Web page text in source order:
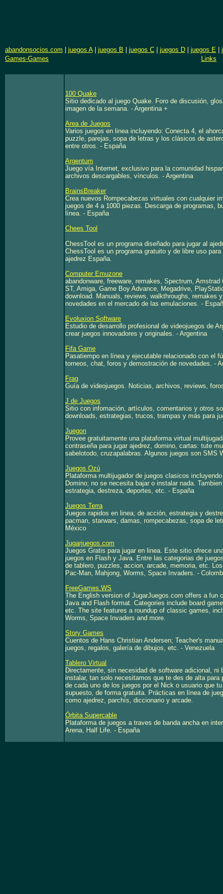
abandonsocios.com juegos A| juegos B juegos C juegos D juegos E
Games-Games
Links
100 Quake
Sitio dedicado al juego Quake. Foro de discusión,
imagen de la semana. - Argentina +
Area de Juegos
Varios juegos en linea incluyendo: Conecta 4, el
puzzle, parejas, sopa de letras y los clásicos de
entre otros. - España
Argentum
Juego vía Internet, exclusivo para la comunidad
archivos descargables, vínculos. - Argentina
BrainsBreaker
Crea nuevos Rompecabezas virtuales con cualquier
juegos de 4 a 1000 piezas. Descarga de programas,
línea. - España
Chees Tool
ChessTool es un programa diseñado para jugar al
ChessTool es un programa gratuito y de libre uso
ajedrez España.
Computer Emuzone
abandonware, freeware, remakes, Spectrum, Amstrad
ST, Amiga, Game Boy Advance, Megadrive,
download. Manuals, reviews, walkthroughs, remakes
novedades en el mercado de las emulaciones. -
Evoluxion Software
Estudio de desarrollo profesional de videojuegos de
crear juegos innovadores y originales. - Argentina
Fifa Game
Pasatiempo en línea y ejecutable relacionado con el
torneos, chat, foros y demostración de novedades. -
Frag
Guía de videojuegos. Noticias, archivos, reviews,
J de Juegos
Sitio con infomación, artículos, comentarios y otros
downloads, estrategias, trucos, trampas y más para
Juegon
Provee gratuitamente una plataforma virtual
contraseña para jugar ajedrez, domino, cartas: tute
sabelotodo, cruzapalabras. Algunos juegos son SMS
Juegos Ozú
Plataforma multijugador de juegos clasicos
Domino; no se necesita bajar o instalar nada.
estrategia, destreza, deportes, etc. - España
Juegos Terra
Juegos rapidos en linea; de acción, estrategia y
pacman, starwars, damas, rompecabezas, sopa de
México
Jugarjuegos.com
Juegos Gratis para jugar en linea. Este sitio ofrece
juegos en Flash y Java. Entre las categorias de
de tablero, puzzles, accion, arcade, memoria, etc.
Pac-Man, Mahjong, Worms, Space Invaders. -
FreeGames.WS
The English version of JugarJuegos.com offers a fun
Java and Flash format. Categories include board
etc. The site features a roundup of classic games,
Worms, Space Invaders and more.
Story Games
Cuentos de Hans Christian Andersen; Teacher's
juegos, regalos, galería de dibujos, etc. - Venezuela
Tablero Virtual
Directamente, sin necesidad de software adicional, ni
instalar, tan solo necesitamos que te des de alta para
de cada uno de los juegos por el Nick o usuario que
supuesto, de forma gratuita. Prácticas en línea de
como ajedrez, parchís, diccionario y arcade.
Órbita Supercable
Plataforma de juegos a traves de banda ancha en
Arena, Half Life. - España